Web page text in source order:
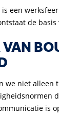
een
de
we niet
is